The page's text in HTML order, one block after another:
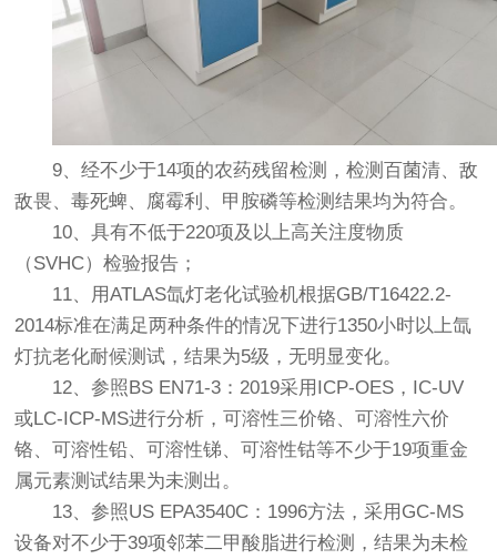
9、经不少于14项的农药残留检测，检测百菌清、敌
敌畏、毒死蜱、腐霉利、甲胺磷等检测结果均为符合。
10、具有不低于220项及以上高关注度物质
（SVHC）检验报告；
11、用ATLAS氙灯老化试验机根据GB/T16422.2-
2014标准在满足两种条件的情况下进行1350小时以上氙
灯抗老化耐候测试，结果为5级，无明显变化。
12、参照BS EN71-3：2019采用ICP-OES，IC-UV
或LC-ICP-MS进行分析，可溶性三价铬、可溶性六价
铬、可溶性铅、可溶性锑、可溶性钴等不少于19项重金
属元素测试结果为未测出。
13、参照US EPA3540C：1996方法，采用GC-MS
设备对不少于39项邻苯二甲酸脂进行检测，结果为未检